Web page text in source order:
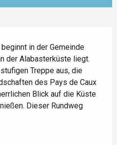
in der Gemeinde
der Alabasterküste liegt.
Treppe aus, die
des Pays de Caux
Blick auf die Küste
Dieser Rundweg